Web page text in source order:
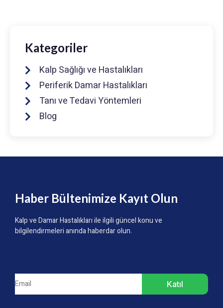
Kategoriler
Kalp Sağlığı ve Hastalıkları
Periferik Damar Hastalıkları
Tanı ve Tedavi Yöntemleri
Blog
Haber Bültenimize Kayıt Olun
Kalp ve Damar Hastalıkları ile ilgili güncel konu ve
bilgilendirmeleri anında haberdar olun.
Katıl